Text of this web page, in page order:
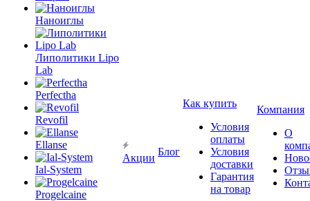
Наноиглы
Липолитики Lipo
Lab
Perfectha
Revofil
Ellanse
Ial-System
Progelcaine
Акции
Блог
Как купить
Условия
оплаты
Условия
доставки
Гарантия
на товар
Компания
О